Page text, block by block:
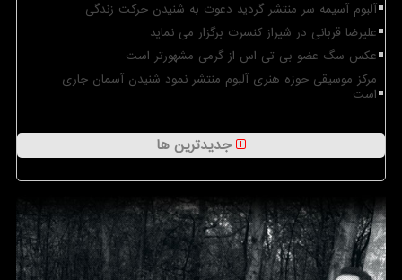
آلبوم آسیمه سر منتشر گردید دعوت به شنیدن حرکت زندگی
علیرضا قربانی در شیراز کنسرت برگزار می نماید
عکس سگ عضو بی تی اس از گرمی مشهورتر است
مرکز موسیقی حوزه هنری آلبوم منتشر نمود شنیدن آسمان جاری
است
جدیدترین ها